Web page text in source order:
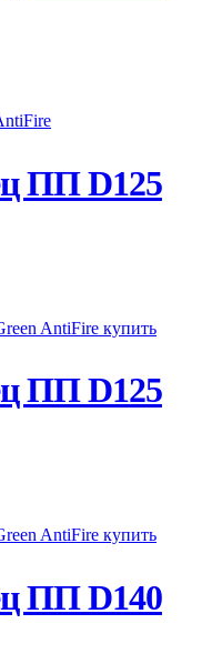
ПП D125
ПП D125
ПП D140